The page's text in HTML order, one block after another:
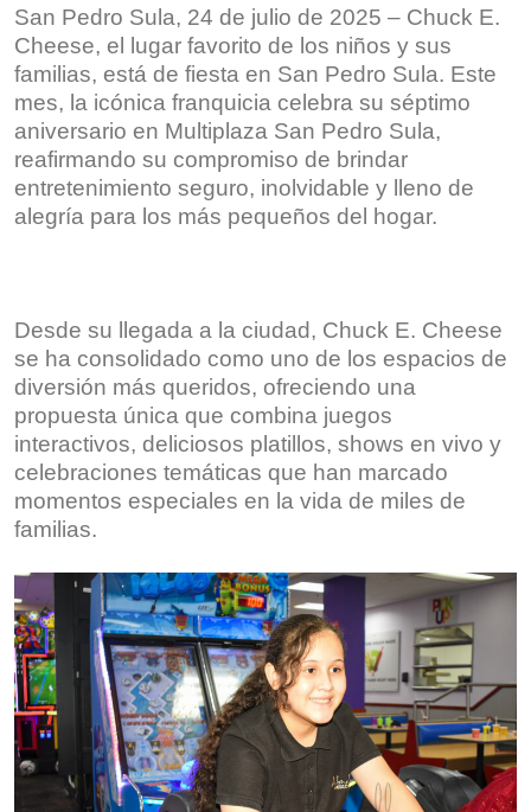
San Pedro Sula, 24 de julio de 2025 – Chuck E.
Cheese, el lugar favorito de los niños y sus
familias, está de fiesta en San Pedro Sula. Este
mes, la icónica franquicia celebra su séptimo
aniversario en Multiplaza San Pedro Sula,
reafirmando su compromiso de brindar
entretenimiento seguro, inolvidable y lleno de
alegría para los más pequeños del hogar.
Desde su llegada a la ciudad, Chuck E. Cheese
se ha consolidado como uno de los espacios de
diversión más queridos, ofreciendo una
propuesta única que combina juegos
interactivos, deliciosos platillos, shows en vivo y
celebraciones temáticas que han marcado
momentos especiales en la vida de miles de
familias.